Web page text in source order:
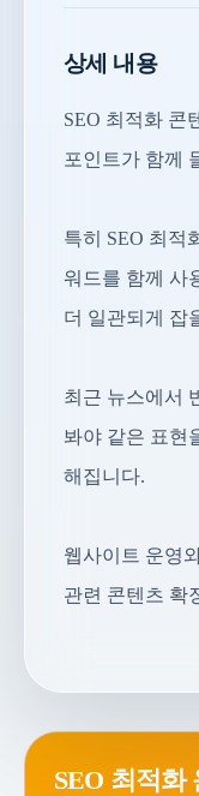
상세 내용
SEO 최적화 콘
포인트가 함께
특히 SEO 최적
워드를 함께 사
더 일관되게 잡
최근 뉴스에서
봐야 같은 표현
해집니다.
웹사이트 운영
관련 콘텐츠 확
SEO 최적화